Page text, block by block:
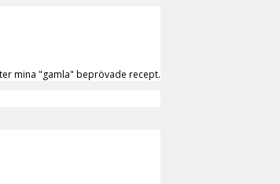
mina "gamla" beprövade recept.